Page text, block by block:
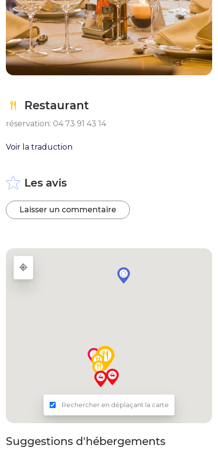
Restaurant
réservation: 04 73 91 43 14
Voir la traduction
Les avis
Laisser un commentaire
Rechercher en déplaçant la carte
Suggestions d'hébergements